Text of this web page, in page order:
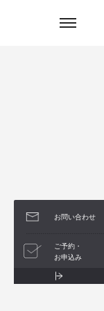
お問い合わせ
ご予約・
お申込み